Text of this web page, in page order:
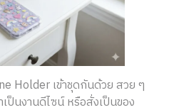
Holder เข้าชุดกันด้วย สวย ๆ
ป็นงานดีไซน์ หรือสั่งเป็นของ